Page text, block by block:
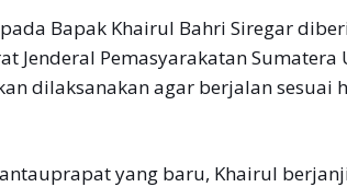
Bapak Khairul Bahri Siregar
Jenderal Pemasyarakatan
dilaksanakan agar berjalan sesuai
yang baru, Khairul